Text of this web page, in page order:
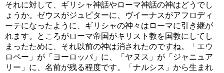
それに対して、ギリシャ神話やローマ神話の神はどうでし
ょうか。ゼウスがジュピターに、ヴイーナスがアフロディ
ーテになったように、ギリシャの神々はローマに引き継が
れます。ところがローマ帝国がキリスト教を国教にしてし
まったために、それ以前の神は消されたのですね。「エウ
ロペー」が「ヨーロッパ」に、「ヤヌス」が「ジャニュア
リー」に、名前が残る程度です。「ナルシス」から生まれ